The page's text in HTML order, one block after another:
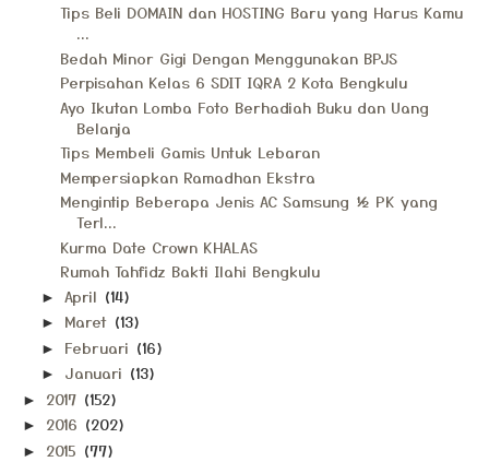
Tips Beli DOMAIN dan HOSTING Baru yang Harus Kamu
...
Bedah Minor Gigi Dengan Menggunakan BPJS
Perpisahan Kelas 6 SDIT IQRA 2 Kota Bengkulu
Ayo Ikutan Lomba Foto Berhadiah Buku dan Uang
Belanja
Tips Membeli Gamis Untuk Lebaran
Mempersiapkan Ramadhan Ekstra
Mengintip Beberapa Jenis AC Samsung ½ PK yang
Terl...
Kurma Date Crown KHALAS
Rumah Tahfidz Bakti Ilahi Bengkulu
► April (14)
► Maret (13)
► Februari (16)
► Januari (13)
► 2017 (152)
► 2016 (202)
► 2015 (77)